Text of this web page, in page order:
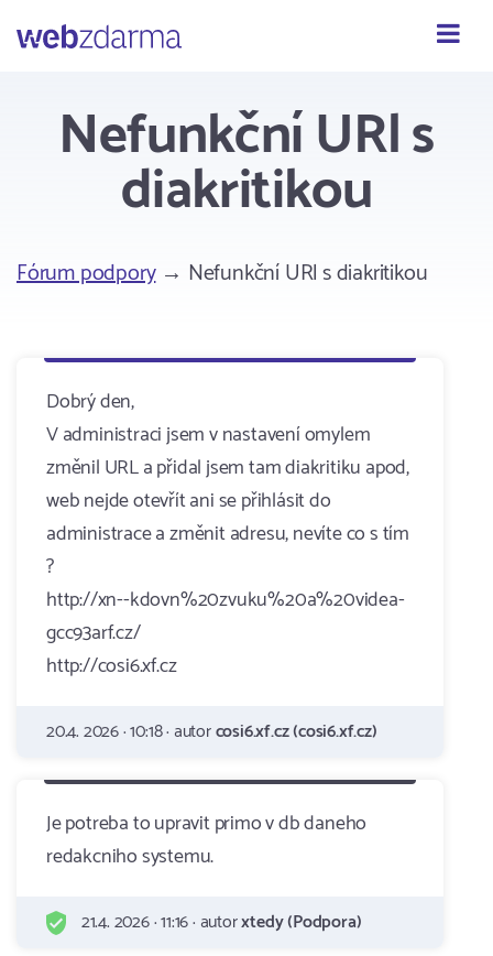
Webzdarma
Nefunkční URl s
diakritikou
Fórum podpory→ Nefunkční URl s diakritikou
Dobrý den,
V administraci jsem v nastavení omylem
změnil URL a přidal jsem tam diakritiku apod,
web nejde otevřít ani se přihlásit do
administrace a změnit adresu, nevíte co s tím
?
http://xn--kdovn%20zvuku%20a%20videa-
gcc93arf.cz/
http://cosi6.xf.cz
20.4. 2026 · 10:18 · autorcosi6.xf.cz (cosi6.xf.cz)
Je potreba to upravit primo v db daneho
redakcniho systemu.
21.4. 2026 · 11:16 · autorxtedy (Podpora)